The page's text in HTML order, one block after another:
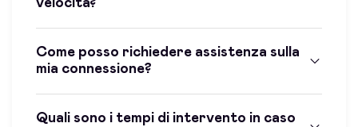
velocità?
Come posso richiedere assistenza sulla
mia connessione?
Quali sono i tempi di intervento in caso